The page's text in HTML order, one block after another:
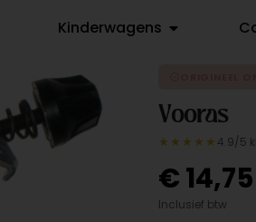
Kinderwagens
Vooras
★★★★★ 4.9/5
€14,75
Inclusief btw